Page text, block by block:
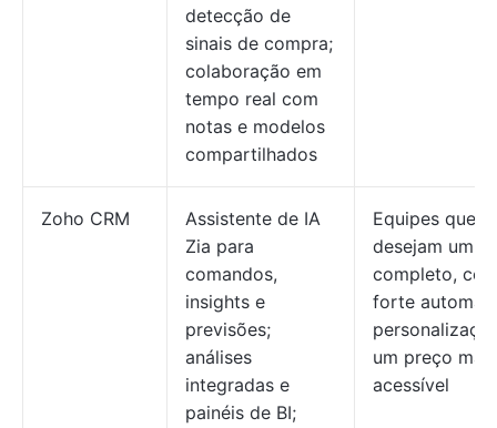
detecção de
sinais de compra;
colaboração em
tempo real com
notas e modelos
compartilhados
Zoho CRM
Assistente de IA
Zia para
comandos,
insights e
previsões;
análises
integradas e
painéis de BI;
Equipes que
desejam um
completo,
forte
um preço mais
acessível